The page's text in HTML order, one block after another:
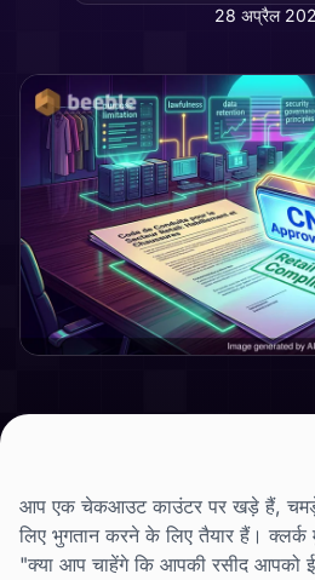
28 अप्रैल
आप एक चेकआउट काउंटर पर खड़े हैं,
लिए भुगतान करने के लिए तैयार हैं। क्लर्क
"क्या आप चाहेंगे कि आपकी रसीद आपको